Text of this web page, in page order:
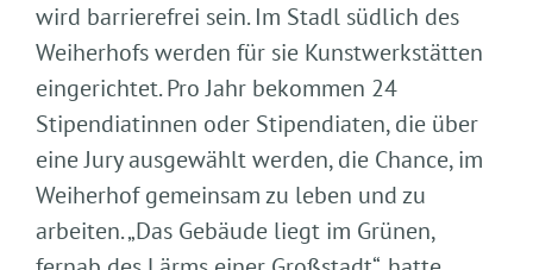
wird barrierefrei sein. Im Stadl südlich des
Weiherhofs werden für sie Kunstwerkstätten
eingerichtet. Pro Jahr bekommen 24
Stipendiatinnen oder Stipendiaten, die über
eine Jury ausgewählt werden, die Chance, im
Weiherhof gemeinsam zu leben und zu
arbeiten. „Das Gebäude liegt im Grünen,